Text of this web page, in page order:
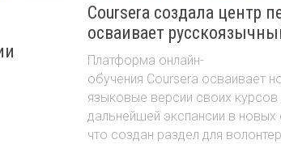
Coursera создала центр
осваивает
Платформа онлайн-
обучения Coursera осваивает
языковые версии своих курсов
дальнейшей экспансии в новых
что создан раздел для